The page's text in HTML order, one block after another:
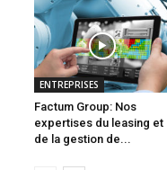
ENTREPRISES
Factum Group: Nos
expertises du leasing et
de la gestion de...